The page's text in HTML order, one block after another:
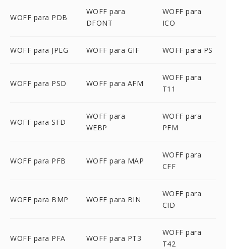
WOFF para PDB
WOFF para
DFONT
WOFF para
ICO
WOFF para JPEG WOFF para GIF WOFF para PS
WOFF para PSD WOFF para AFM
WOFF para
T11
WOFF para SFD
WOFF para
WEBP
WOFF para
PFM
WOFF para PFB WOFF para MAP
WOFF para
CFF
WOFF para BMP WOFF para BIN
WOFF para
CID
WOFF para PFA WOFF para PT3
WOFF para
T42